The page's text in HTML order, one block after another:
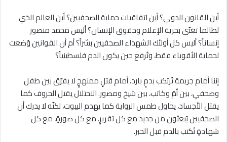
أين القانون الدولي؟ أين اتفاقيات حماية الصحفيين؟ أين العالم الذي
لطالما تغنّى بحرية الإعلام وحقوق الإنسان؟ أليس محمد منصور
إنساناً؟ أليس كل أولئك الشهداء الصحفيين بشراً؟ أم أن القوانين وُضعت
لحماية الأقوياء فقط، وتُرفع حين يكون الدم فلسطينياً؟
إننا أمام جريمة تُرتكب بدمٍ بارد، أمام قتلٍ ممنهجٍ لا يفرّق بين طفل
وصحفي، بين أمّ وكاتب، بين شيخ ومصور. الاحتلال يقتل الحروف كما
يقتل الأجساد، يحاول طمس الرواية كما يهدم البيوت، لكنّه لا يدرك أن
الصحفيين يُبعثون من جديد مع كل تقريرٍ، مع كل صورةٍ، مع كل
شهادةٍ تُكتب بالدم قبل الحبر.